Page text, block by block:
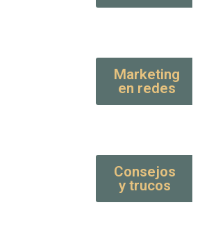
Marketing
en redes
Consejos
y trucos